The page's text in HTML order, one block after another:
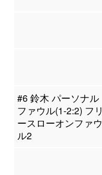
#6 鈴木 パーソナル
ファウル(1-2:2) フリ
ースローオンファウ
ル2